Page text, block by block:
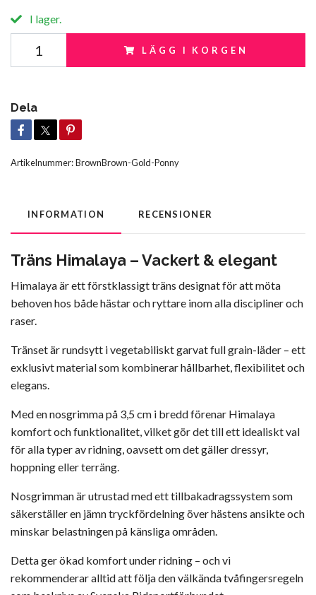
I lager.
LÄGG I KORGEN
Dela
Artikelnummer:BrownBrown-Gold-Ponny
INFORMATION RECENSIONER
Träns Himalaya – Vackert & elegant
Himalaya är ett förstklassigt träns designat för att möta
behoven hos både hästar och ryttare inom alla discipliner och
raser.
Tränset är rundsytt i vegetabiliskt garvat full grain-läder – ett
exklusivt material som kombinerar hållbarhet, flexibilitet och
elegans.
Med en nosgrimma på 3,5 cm i bredd förenar Himalaya
komfort och funktionalitet, vilket gör det till ett idealiskt val
för alla typer av ridning, oavsett om det gäller dressyr,
hoppning eller terräng.
Nosgrimman är utrustad med ett tillbakadragssystem som
säkerställer en jämn tryckfördelning över hästens ansikte och
minskar belastningen på känsliga områden.
Detta ger ökad komfort under ridning – och vi
rekommenderar alltid att följa den välkända tvåfingersregeln